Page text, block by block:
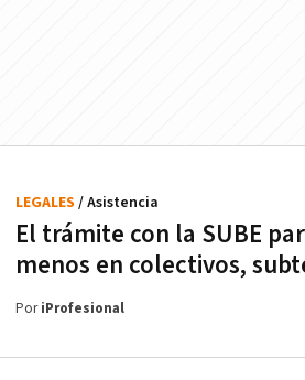
El trámite con la SUBE
menos en colectivos,
LEGALES / Asistencia
PoriProfesional